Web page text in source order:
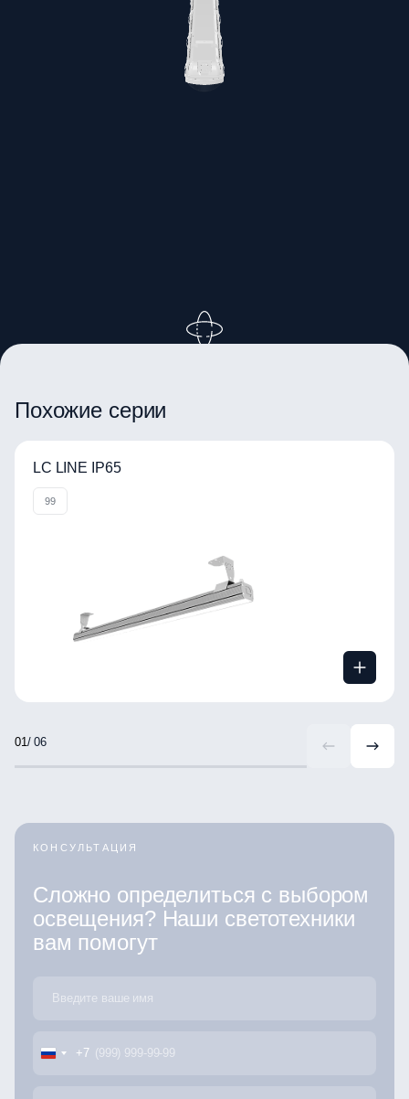
Похожие серии
LC LINE IP65
99
/ 06
КОНСУЛЬТАЦИЯ
Сложно определиться с выбором
освещения? Наши светотехники
вам помогут
+7